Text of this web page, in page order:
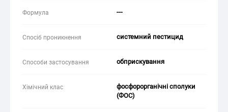
Формула ---
Спосіб проникнення системний пестицид
Способи застосування обприскування
Хімічний клас
фосфорорганічні сполуки
(ФОС)